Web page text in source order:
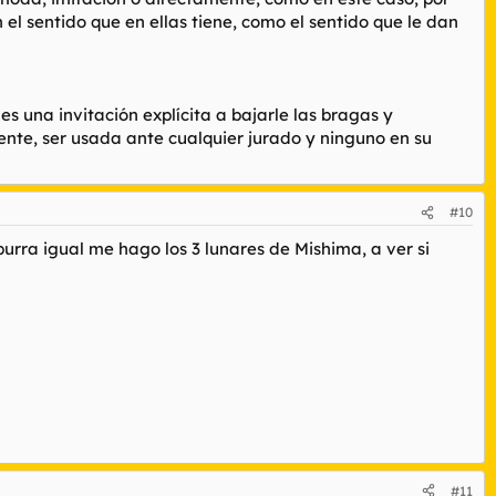
sentido que en ellas tiene, como el sentido que le dan
una invitación explícita a bajarle las bragas y
ser usada ante cualquier jurado y ninguno en su
#10
igual me hago los 3 lunares de Mishima, a ver si
#11